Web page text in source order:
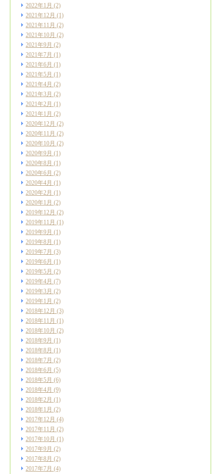
2022年1月 (2)
2021年12月 (1)
2021年11月 (2)
2021年10月 (2)
2021年9月 (2)
2021年7月 (1)
2021年6月 (1)
2021年5月 (1)
2021年4月 (2)
2021年3月 (2)
2021年2月 (1)
2021年1月 (2)
2020年12月 (2)
2020年11月 (2)
2020年10月 (2)
2020年9月 (1)
2020年8月 (1)
2020年6月 (2)
2020年4月 (1)
2020年2月 (1)
2020年1月 (2)
2019年12月 (2)
2019年11月 (1)
2019年9月 (1)
2019年8月 (1)
2019年7月 (3)
2019年6月 (1)
2019年5月 (2)
2019年4月 (7)
2019年3月 (2)
2019年1月 (2)
2018年12月 (3)
2018年11月 (1)
2018年10月 (2)
2018年9月 (1)
2018年8月 (1)
2018年7月 (2)
2018年6月 (5)
2018年5月 (6)
2018年4月 (9)
2018年2月 (1)
2018年1月 (2)
2017年12月 (4)
2017年11月 (2)
2017年10月 (1)
2017年9月 (2)
2017年8月 (2)
2017年7月 (4)